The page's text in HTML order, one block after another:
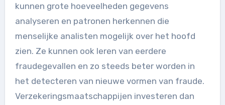
kunnen grote hoeveelheden gegevens
analyseren en patronen herkennen die
menselijke analisten mogelijk over het hoofd
zien. Ze kunnen ook leren van eerdere
fraudegevallen en zo steeds beter worden in
het detecteren van nieuwe vormen van fraude.
Verzekeringsmaatschappijen investeren dan